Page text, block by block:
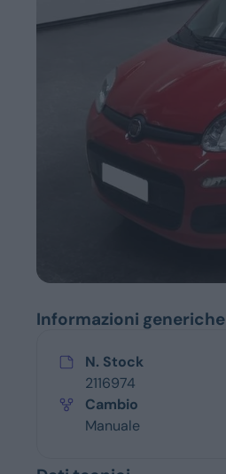
Azienda
Servizi
Informazioni generiche
N. Stock
2116974
Cambio
Manuale